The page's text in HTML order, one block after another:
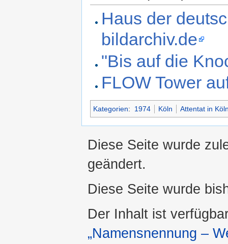
Haus der
bildarchiv.de
"Bis auf die
FLOW Tower
Kategorien: 1974 Köln Attentat in
Diese Seite wurde
geändert.
Diese Seite wurde
Der Inhalt ist
„Namensnennung –